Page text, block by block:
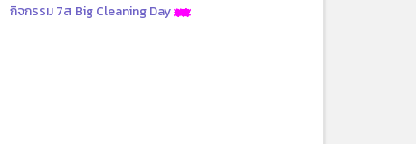
กิจกรรม 7ส Big Cleaning Day